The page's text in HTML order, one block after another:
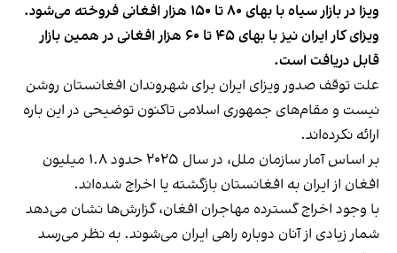
ویزا در بازار سیاه با بهای ۸۰ تا ۱۵۰ هزار افغانی فروخته می‌شود.
ویزای کار ایران نیز با بهای ۴۵ تا ۶۰ هزار افغانی در همین بازار
قابل دریافت است.
علت توقف صدور ویزای ایران برای شهروندان افغانستان روشن
نیست و مقام‌های جمهوری اسلامی تاکنون توضیحی در این باره
ارائه نکرده‌اند.
بر اساس آمار سازمان ملل، در سال ۲۰۲۵ حدود ۱.۸ میلیون
افغان از ایران به افغانستان بازگشته یا اخراج شده‌اند.
با وجود اخراج گسترده مهاجران افغان، گزارش‌ها نشان می‌دهد
شمار زیادی از آنان دوباره راهی ایران می‌شوند. به نظر می‌رسد